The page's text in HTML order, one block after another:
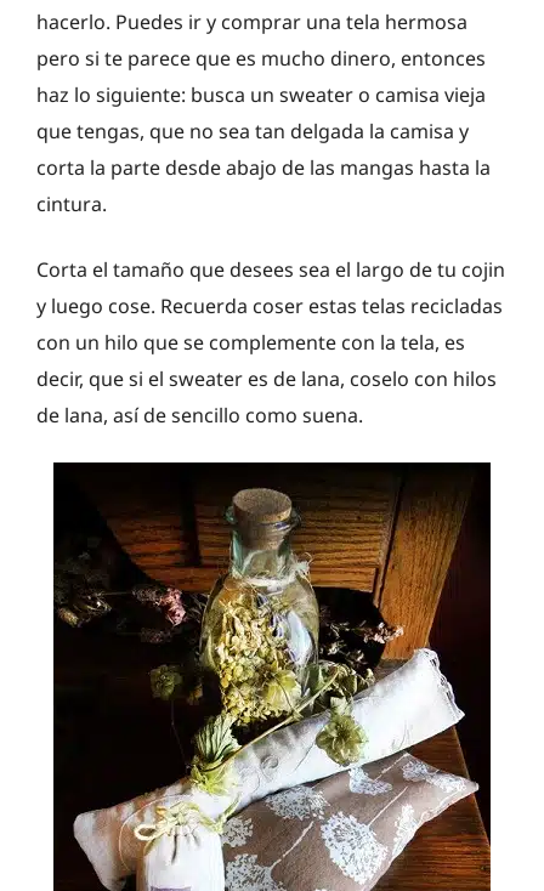
hacerlo. Puedes ir y comprar una tela hermosa
pero si te parece que es mucho dinero, entonces
haz lo siguiente: busca un sweater o camisa vieja
que tengas, que no sea tan delgada la camisa y
corta la parte desde abajo de las mangas hasta la
cintura.
Corta el tamaño que desees sea el largo de tu cojin
y luego cose. Recuerda coser estas telas recicladas
con un hilo que se complemente con la tela, es
decir, que si el sweater es de lana, coselo con hilos
de lana, así de sencillo como suena.